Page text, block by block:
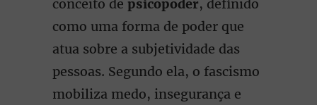
conceito de psicopoder, definido
como uma forma de poder que
atua sobre a subjetividade das
pessoas. Segundo ela, o fascismo
mobiliza medo, insegurança e